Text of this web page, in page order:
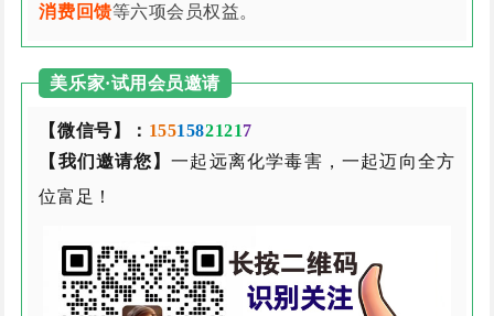
消费回馈等六项会员权益。
美乐家·试用会员邀请
【微信号】： 15515821217
【我们邀请您】一起远离化学毒害，一起迈向全方
位富足！